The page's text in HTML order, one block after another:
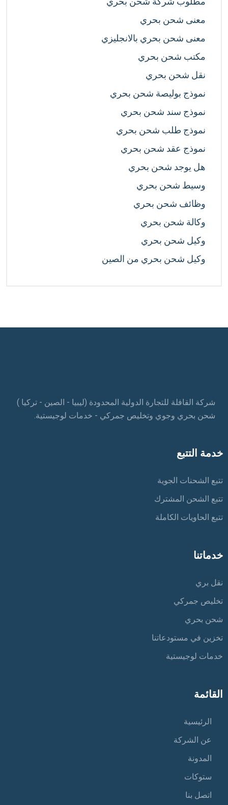
معنى شحن بحري
معنى شحن بحري بالانجليزي
مكتب شحن بحري
نقل شحن بحري
نموذج بوليصة شحن بحري
نموذج سند شحن بحري
نموذج طلب شحن بحري
نموذج عقد شحن بحري
هل يوجد شحن بحري
وسيط شحن بحري
وظائف شحن بحري
وكالة شحن بحري
وكيل شحن بحري
وكيل شحن بحري من الصين
شركة القافلة للتجارة الدولية المحدودة (ليبيا - الصين - تركيا )
شحن بحري وجوي وتخليص جمركي - خدمات لوجيستية.
خدمة التتبع
تتبع الشحنات الجوية
تتبع الشحن المشترك
تتبع الحاويات الكاملة
خدماتنا
نقل بري
تخليص جمركي
شحن بحري
تخزين في مستودعاتنا
خدمات لوجيستية
القائمة
الرئيسية
عن الشركة
المدونة
ستوكات
اتصل بنا